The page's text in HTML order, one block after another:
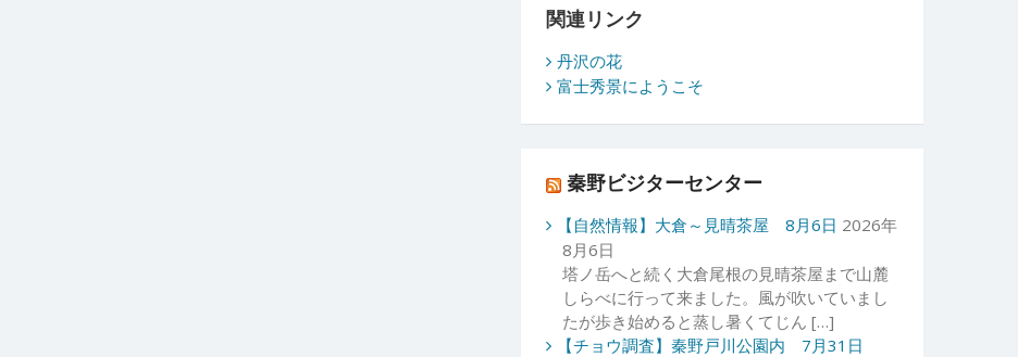
関連リンク
丹沢の花
富士秀景にようこそ
秦野ビジターセンター
【自然情報】大倉～見晴茶屋 8月6日 2026年
8月6日
塔ノ岳へと続く大倉尾根の見晴茶屋まで山麓
しらべに行って来ました。風が吹いていまし
たが歩き始めると蒸し暑くてじん […]
【チョウ調査】秦野戸川公園内 7月31日